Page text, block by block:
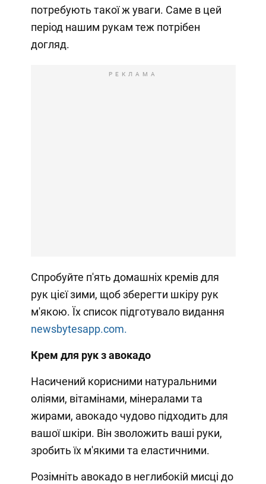
потребують такої ж уваги. Саме в цей
період нашим рукам теж потрібен
догляд.
РЕКЛАМА
Спробуйте п'ять домашніх кремів для
рук цієї зими, щоб зберегти шкіру рук
м'якою. Їх список підготувало видання
newsbytesapp.com.
Крем для рук з авокадо
Насичений корисними натуральними
оліями, вітамінами, мінералами та
жирами, авокадо чудово підходить для
вашої шкіри. Він зволожить ваші руки,
зробить їх м'якими та еластичними.
Розімніть авокадо в неглибокій мисці до